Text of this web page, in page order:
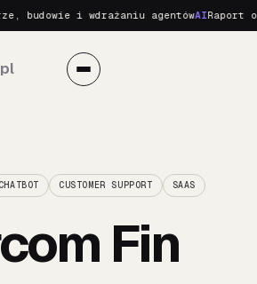
i wdrażaniu agentówAIRaport o
CHATBOT CUSTOMER SUPPORT SAAS
Fin